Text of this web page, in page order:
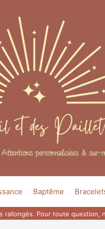
Baptême
Pour toute question,